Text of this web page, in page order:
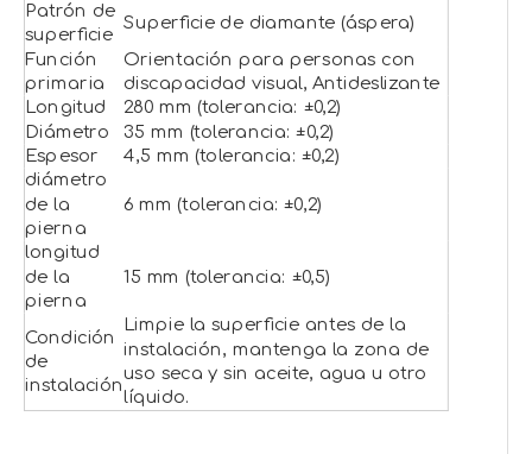
Patrón de
superficie
Superficie de diamante (áspera)
Función
primaria
Orientación para personas con
discapacidad visual, Antideslizante
Longitud
280 mm (tolerancia: ±0,2)
Diámetro
35 mm (tolerancia: ±0,2)
Espesor
4,5 mm (tolerancia: ±0,2)
diámetro
de la
pierna
6 mm (tolerancia: ±0,2)
longitud
de la
pierna
15 mm (tolerancia: ±0,5)
Condición
de
instalación
Limpie la superficie antes de la
instalación, mantenga la zona de
uso seca y sin aceite, agua u otro
líquido.